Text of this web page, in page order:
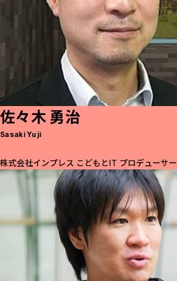
佐々木 勇治
Sasaki Yuji
株式会社インプレス こどもとIT プロデューサー